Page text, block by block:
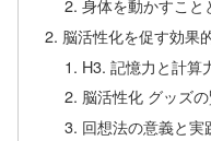
身体を動かすこと
脳活性化を促す効果
H3. 記憶力と計算
脳活性化 グッズ
回想法の意義と